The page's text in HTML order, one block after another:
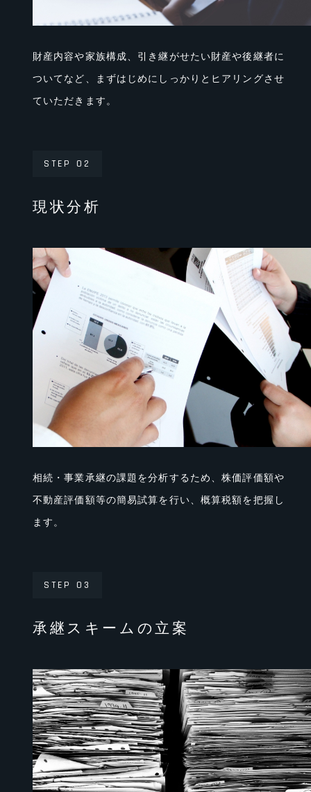
財産内容や家族構成、引き継がせたい財産や後継者に
ついてなど、まずはじめにしっかりとヒアリングさせ
ていただきます。
STEP 02
現状分析
相続・事業承継の課題を分析するため、株価評価額や
不動産評価額等の簡易試算を⾏い、概算税額を把握し
ます。
STEP 03
承継スキームの立案